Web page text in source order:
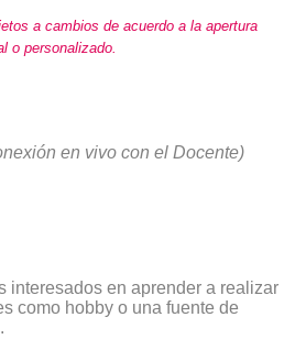
a cambios de acuerdo a la apertura
o personalizado.
en vivo con el Docente)
interesados en aprender a realizar
como hobby o una fuente de